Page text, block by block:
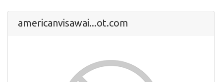
americanvisawai...ot.com